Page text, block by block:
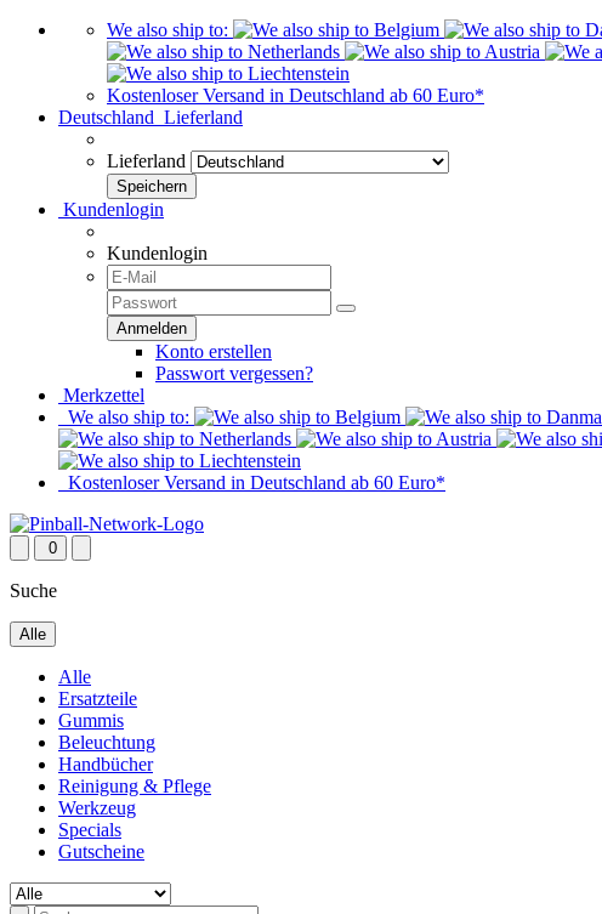
We also ship to:
Kostenloser Versand in Deutschland ab 60 Euro*
Deutschland Lieferland
Lieferland
Kundenlogin
Kundenlogin
Konto erstellen
Passwort vergessen?
Merkzettel
We also ship to:
Kostenloser Versand in Deutschland ab 60 Euro*
0
Suche
Alle
Alle
Ersatzteile
Gummis
Beleuchtung
Handbücher
Reinigung & Pflege
Werkzeug
Specials
Gutscheine